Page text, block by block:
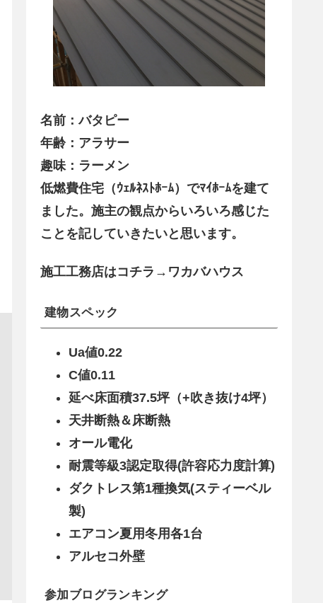
名前：バタピー
年齢：アラサー
趣味：ラーメン
低燃費住宅（ｳｪﾙﾈｽﾄﾎｰﾑ）でﾏｲﾎｰﾑを建て
ました。施主の観点からいろいろ感じた
ことを記していきたいと思います。
施工工務店はコチラ→ワカバハウス
建物スペック
Ua値0.22
C値0.11
延べ床面積37.5坪（+吹き抜け4坪）
天井断熱＆床断熱
オール電化
耐震等級3認定取得(許容応力度計算)
ダクトレス第1種換気(スティーベル
製)
エアコン夏用冬用各1台
アルセコ外壁
参加ブログランキング